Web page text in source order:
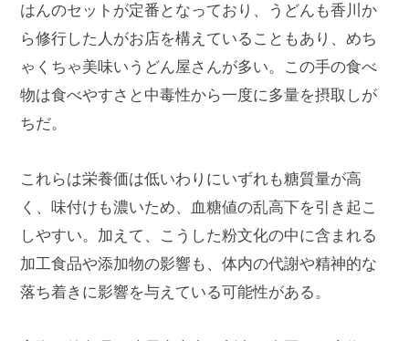
はんのセットが定番となっており、うどんも香川か
ら修行した人がお店を構えていることもあり、めち
ゃくちゃ美味いうどん屋さんが多い。この手の食べ
物は食べやすさと中毒性から一度に多量を摂取しが
ちだ。
これらは栄養価は低いわりにいずれも糖質量が高
く、味付けも濃いため、血糖値の乱高下を引き起こ
しやすい。加えて、こうした粉文化の中に含まれる
加工食品や添加物の影響も、体内の代謝や精神的な
落ち着きに影響を与えている可能性がある。